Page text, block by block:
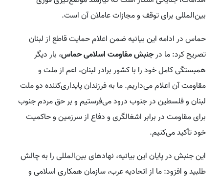
بین‌المللی برای توقف و مجازات عاملان آن است.
حماس در ادامه این بیانیه ضمن اعلام حمایت قاطع از لبنان
تصریح کرد: ما درجنبش مقاومت اسلامی حماس، بار دیگر
همبستگی کامل خود را با کشور برادر لبنان، اعم از ملت و
مقاومت آن اعلام می‌داریم. ما به فرزندان پایداری‌کننده دو ملت
لبنان و فلسطین در جنوب درود می‌فرستیم و بر حق مردم جنوب
برای مقاومت در برابر اشغالگری و دفاع از سرزمین و حاکمیت
خود تأکید می‌کنیم.
این جنبش در پایان این بیانیه، نهادهای بین‌المللی را به چالش
طلبید و افزود: ما از اتحادیه عرب، سازمان همکاری اسلامی و